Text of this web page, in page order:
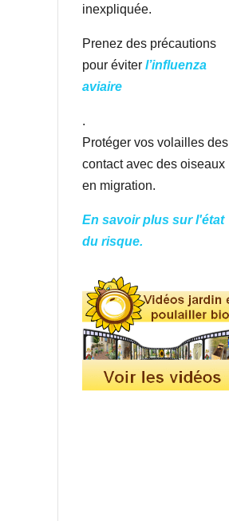
inexpliquée.
Prenez des précautions
pour éviterl’influenza
aviaire
.
Protéger vos volailles des
contact avec des oiseaux
en migration.
En savoir plus sur l'état
du risque.